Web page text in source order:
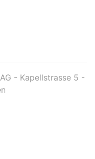
- Kapellstrasse 5 -